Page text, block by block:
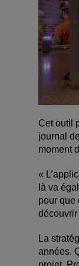
Cet outil
journal
moment
«
là va
pour que
La
années.